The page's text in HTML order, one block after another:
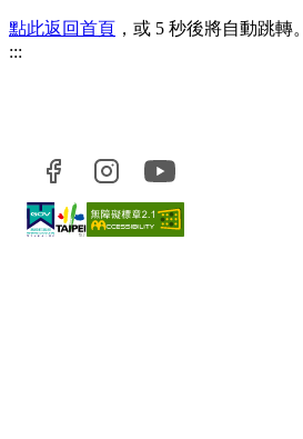
點此返回首頁 ，或 5 秒後將自動跳轉。
:::